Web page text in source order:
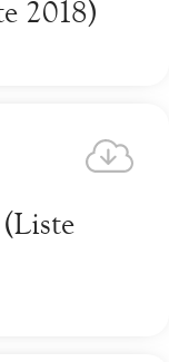
2018)